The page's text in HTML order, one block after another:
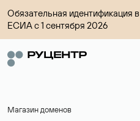
Обязательная идентификация в
ЕСИА с 1 сентября 2026
Магазин доменов